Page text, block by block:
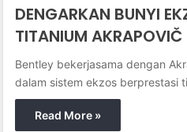
DENGARKAN BUNYI
TITANIUM AKRAPOVIČ
Bentley bekerjasama dengan
dalam sistem ekzos berprestasi
Read More »